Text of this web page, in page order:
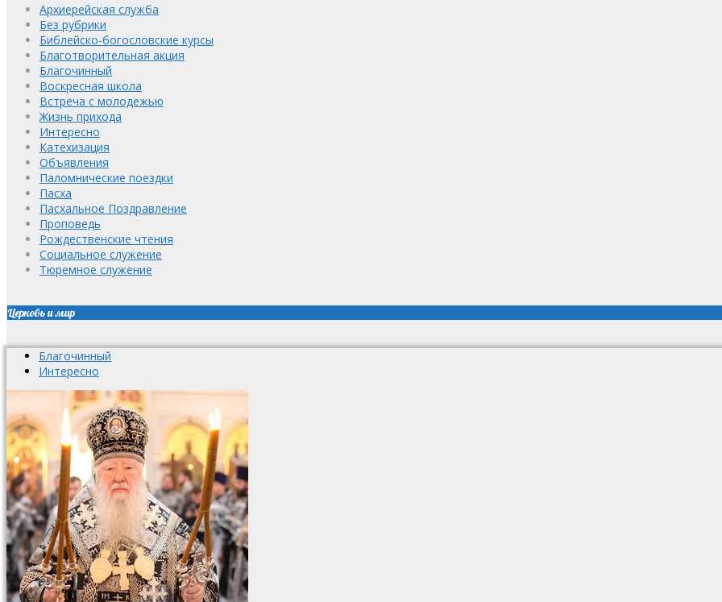
Архиерейская служба
Без рубрики
Библейско-богословские курсы
Благотворительная акция
Благочинный
Воскресная школа
Встреча с молодежью
Жизнь прихода
Интересно
Катехизация
Объявления
Паломнические поездки
Пасха
Пасхальное Поздравление
Проповедь
Рождественские чтения
Социальное служение
Тюремное служение
Церковь и мир
Благочинный
Интересно